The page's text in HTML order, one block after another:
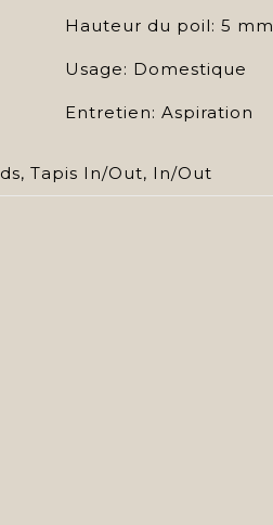
Hauteur du poil: 5 mm
Usage: Domestique
Entretien: Aspiration
, Tapis In/Out, In/Out